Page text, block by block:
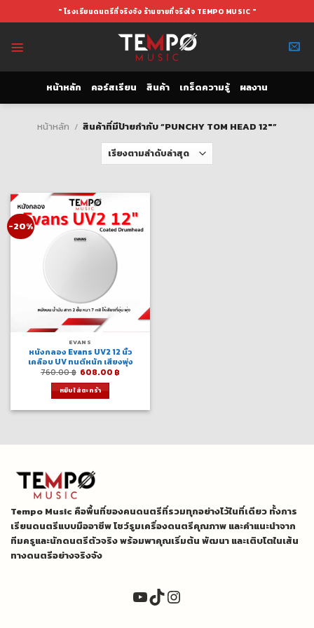
to
" โรงเรียนดนตรีที่จริงจัง ร้านขายที่จริงใจ TEMPO MUSIC "
หน้าหลัก คอร์สเรียน สินค้า เกร็ดความรู้ ผลงาน
หน้าหลัก / สินค้าที่มีป้ายกำกับ “PUNCHY TOM HEAD 12"”
-20%
EVANS
หนังกลอง Evans UV2 12 นิ้ว
เคลือบ UV ทนตีหนัก เสียงพุ่ง
760.00฿ Original
was:
760.00 ฿.
608.00 ฿
หยิบใส่ตะกร้า
Tempo Music คือพื้นที่ของคนดนตรีที่รวมทุกอย่างไว้ในที่เดียว ทั้งการ
เรียนดนตรีแบบมืออาชีพ โชว์รูมเครื่องดนตรีคุณภาพ และคำแนะนำจาก
ทีมครูและนักดนตรีตัวจริง พร้อมพาคุณเริ่มต้น พัฒนา และเติบโตในเส้น
ทางดนตรีอย่างจริงจัง
YouTube
TikTok
Instagram